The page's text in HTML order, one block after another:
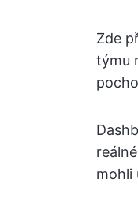
Zde
týmu
mohli